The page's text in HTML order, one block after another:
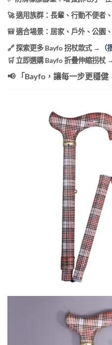
🚀 適用族群：長輩、行動不便者
🎒 適合場景：居家、戶外、公園
🔗探索更多 Bayfo 拐杖款式→
（
🛒立即選購 Bayfo 折疊伸縮拐杖→
📢 「Bayfo，讓每一步更穩健